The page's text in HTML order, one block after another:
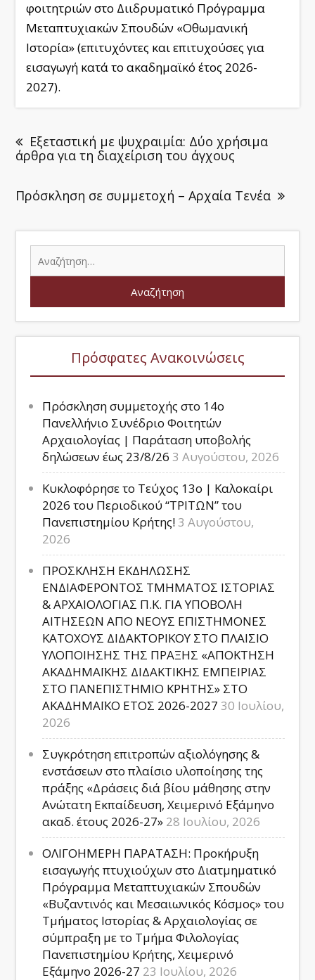
φοιτητριών στο Διιδρυματικό Πρόγραμμα
Μεταπτυχιακών Σπουδών «Οθωμανική
Ιστορία» (επιτυχόντες και επιτυχούσες για
εισαγωγή κατά το ακαδημαϊκό έτος 2026-
2027).
Εξεταστική με ψυχραιμία: Δύο χρήσιμα
άρθρα για τη διαχείριση του άγχους
Πρόσκληση σε συμμετοχή – Αρχαία Τενέα
Πρόσφατες Ανακοινώσεις
Πρόσκληση συμμετοχής στο 14ο
Πανελλήνιο Συνέδριο Φοιτητών
Αρχαιολογίας | Παράταση υποβολής
δηλώσεων έως 23/8/26 3 Αυγούστου, 2026
Κυκλοφόρησε το Τεύχος 13ο | Καλοκαίρι
2026 του Περιοδικού “ΤΡΙΤΩΝ” του
Πανεπιστημίου Κρήτης!3 Αυγούστου,
2026
ΠΡΟΣΚΛΗΣΗ ΕΚΔΗΛΩΣΗΣ
ΕΝΔΙΑΦΕΡΟΝΤΟΣ ΤΜΗΜΑΤΟΣ ΙΣΤΟΡΙΑΣ
& ΑΡΧΑΙΟΛΟΓΙΑΣ Π.Κ. ΓΙΑ ΥΠΟΒΟΛΗ
ΑΙΤΗΣΕΩΝ ΑΠΟ ΝΕΟΥΣ ΕΠΙΣΤΗΜΟΝΕΣ
ΚΑΤΟΧΟΥΣ ΔΙΔΑΚΤΟΡΙΚΟΥ ΣΤΟ ΠΛΑΙΣΙΟ
ΥΛΟΠΟΙΗΣΗΣ ΤΗΣ ΠΡΑΞΗΣ «ΑΠΟΚΤΗΣΗ
ΑΚΑΔΗΜΑΪΚΗΣ ΔΙΔΑΚΤΙΚΗΣ ΕΜΠΕΙΡΙΑΣ
ΣΤΟ ΠΑΝΕΠΙΣΤΗΜΙΟ ΚΡΗΤΗΣ» ΣΤΟ
ΑΚΑΔΗΜΑΪΚΟ ΕΤΟΣ 2026-2027 30 Ιουλίου,
2026
Συγκρότηση επιτροπών αξιολόγησης &
ενστάσεων στο πλαίσιο υλοποίησης της
πράξης «Δράσεις διά βίου μάθησης στην
Ανώτατη Εκπαίδευση, Χειμερινό Εξάμηνο
ακαδ. έτους 2026-27» 28 Ιουλίου, 2026
ΟΛΙΓΟΗΜΕΡΗ ΠΑΡΑΤΑΣΗ: Προκήρυξη
εισαγωγής πτυχιούχων στο Διατμηματικό
Πρόγραμμα Μεταπτυχιακών Σπουδών
«Βυζαντινός και Μεσαιωνικός Κόσμος» του
Τμήματος Ιστορίας & Αρχαιολογίας σε
σύμπραξη με το Τμήμα Φιλολογίας
Πανεπιστημίου Κρήτης, Χειμερινό
Εξάμηνο 2026-27 23 Ιουλίου, 2026